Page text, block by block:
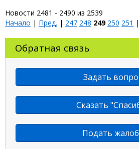
Новости 2481 - 2490 из 2539
Начало | Пред. | 247 248 249 250 251 |
Обратная связь
Задать
Сказать
Подать